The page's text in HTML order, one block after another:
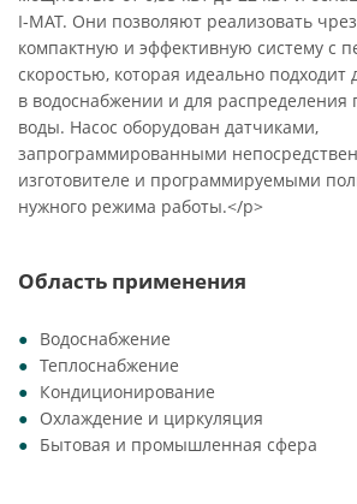
I-MAT. Они позволяют реализовать
компактную и эффективную систему с
скоростью, которая идеально подходит
в водоснабжении и для распределения
воды. Насос оборудован датчиками,
запрограммированными
изготовителе и программируемыми
нужного режима работы.</p>
Область применения
Водоснабжение
Теплоснабжение
Кондиционирование
Охлаждение и циркуляция
Бытовая и промышленная сфера